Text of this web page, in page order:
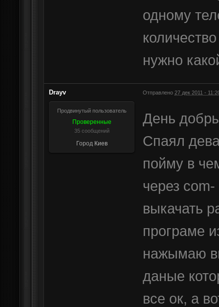
одному
нужно
Drayv Отправлено 27 дек 2011 -
Продвинутый пользователь
Проверенные
35 сообщений
Город Киев
День
Спаял
пойму в
через
выкачать
програме
нажымаю
даные
все ок, а